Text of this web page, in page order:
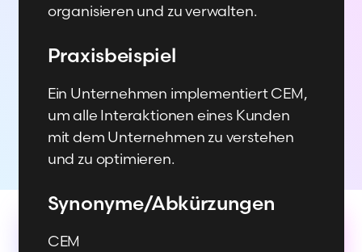
organisieren und zu verwalten.
Praxisbeispiel
Ein Unternehmen implementiert CEM,
um alle Interaktionen eines Kunden
mit dem Unternehmen zu verstehen
und zu optimieren.
Synonyme/­Abkürzungen
CEM